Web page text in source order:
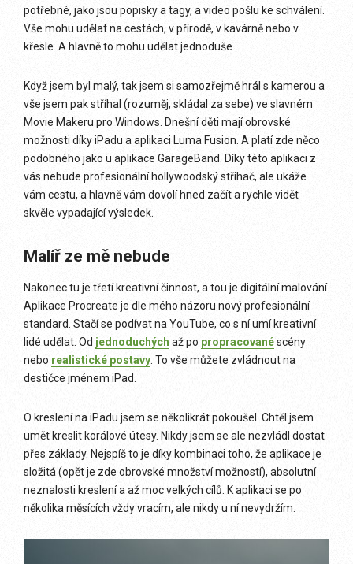
potřebné, jako jsou popisky a tagy, a video pošlu ke schválení.
Vše mohu udělat na cestách, v přírodě, v kavárně nebo v
křesle. A hlavně to mohu udělat jednoduše.
Když jsem byl malý, tak jsem si samozřejmě hrál s kamerou a
vše jsem pak stříhal (rozuměj, skládal za sebe) ve slavném
Movie Makeru pro Windows. Dnešní děti mají obrovské
možnosti díky iPadu a aplikaci Luma Fusion. A platí zde něco
podobného jako u aplikace GarageBand. Díky této aplikaci z
vás nebude profesionální hollywoodský střihač, ale ukáže
vám cestu, a hlavně vám dovolí hned začít a rychle vidět
skvěle vypadající výsledek.
Malíř ze mě nebude
Nakonec tu je třetí kreativní činnost, a tou je digitální malování.
Aplikace Procreate je dle mého názoru nový profesionální
standard. Stačí se podívat na YouTube, co s ní umí kreativní
lidé udělat. Od jednoduchých až po propracovanéscény
nebo realistické postavy. To vše můžete zvládnout na
destičce jménem iPad.
O kreslení na iPadu jsem se několikrát pokoušel. Chtěl jsem
umět kreslit korálové útesy. Nikdy jsem se ale nezvládl dostat
přes základy. Nejspíš to je díky kombinaci toho, že aplikace je
složitá (opět je zde obrovské množství možností), absolutní
neznalosti kreslení a až moc velkých cílů. K aplikaci se po
několika měsících vždy vracím, ale nikdy u ní nevydržím.